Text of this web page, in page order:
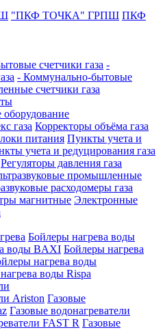
"ПКФ ТОЧКА" ГРПШ ПКФ
счетчики газа -
- Коммунально-бытовые
счетчики газа
газа Корректоры объёма газа
питания Пункты учета и
учета и редуцирования газа
Регуляторы давления газа
промышленные
расходомеры газа
магнитные Электронные
Бойлеры нагрева воды
воды BAXI Бойлеры нагрева
нагрева воды
воды Rispa
Ariston Газовые
Газовые водонагреватели
FAST R Газовые